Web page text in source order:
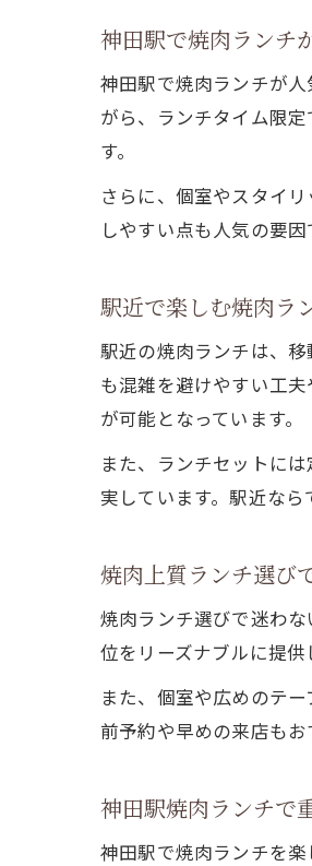
神田駅で焼肉ランチ
神田駅で焼肉ランチが
がら、ランチタイム限
す。
さらに、個室やスタイ
しやすい点も人気の要
駅近で楽しむ焼肉ラ
駅近の焼肉ランチは、
も混雑を避けやすい工
が可能となっています。
また、ランチセットに
実しています。駅近な
焼肉上質ランチ選び
焼肉ランチ選びで迷わ
位をリーズナブルに提
また、個室や広めのテ
前予約や早めの来店も
神田駅焼肉ランチで
神田駅で焼肉ランチを